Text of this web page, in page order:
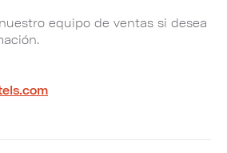
equipo de ventas si desea